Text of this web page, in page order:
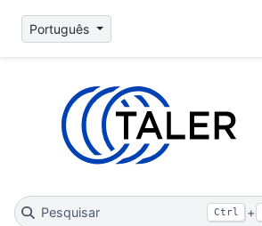
Português
Pesquisar Ctrl +